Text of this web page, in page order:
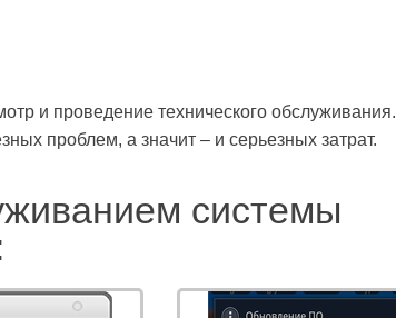
и проведение технического обслуживания.
проблем, а значит – и серьезных затрат.
системы